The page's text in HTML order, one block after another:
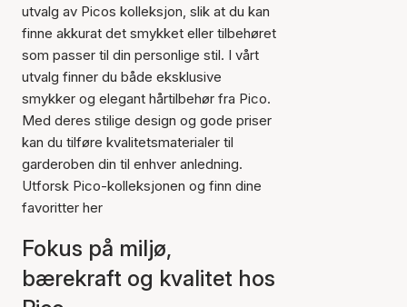
utvalg av Picos kolleksjon, slik at du kan
finne akkurat det smykket eller tilbehøret
som passer til din personlige stil. I vårt
utvalg finner du både eksklusive
smykker og elegant hårtilbehør fra Pico.
Med deres stilige design og gode priser
kan du tilføre kvalitetsmaterialer til
garderoben din til enhver anledning.
Utforsk Pico-kolleksjonen og finn dine
favoritter her
Fokus på miljø,
bærekraft og kvalitet hos